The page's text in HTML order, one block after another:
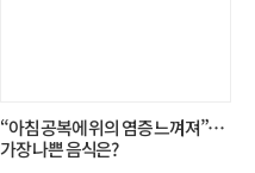
“아침 공복에 위의 염증 느껴져”…
가장 나쁜 음식은?